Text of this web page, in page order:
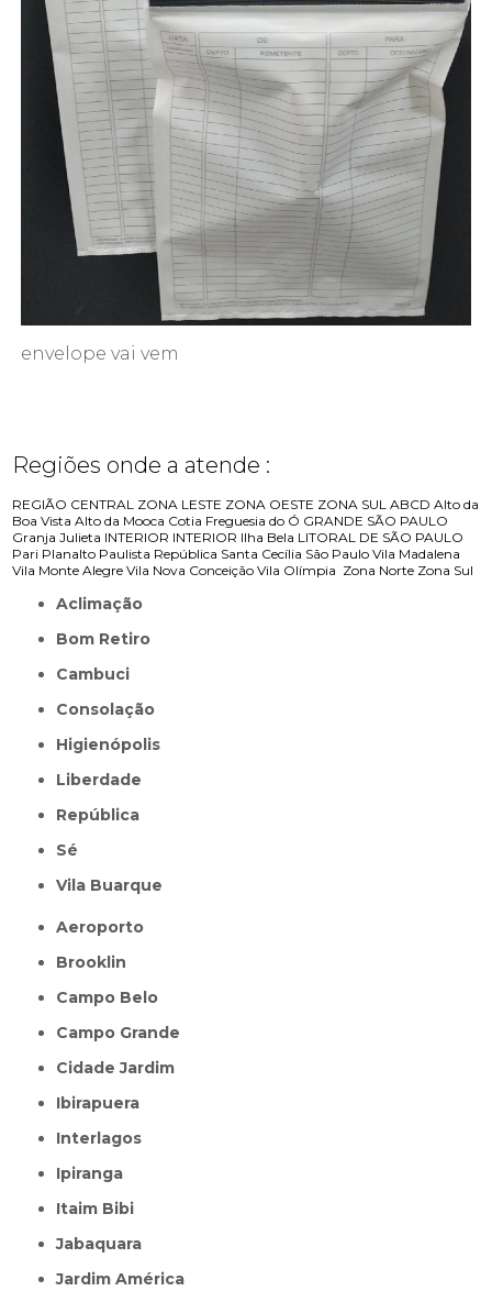
envelope vai vem
Regiões onde a atende :
REGIÃO CENTRAL ZONA LESTE ZONA OESTE ZONA SUL ABCD Alto da
Boa Vista Alto da Mooca Cotia Freguesia do Ó GRANDE SÃO PAULO
Granja Julieta INTERIOR INTERIOR Ilha Bela LITORAL DE SÃO PAULO
Pari Planalto Paulista República Santa Cecília São Paulo Vila Madalena
Vila Monte Alegre Vila Nova Conceição Vila Olímpia Zona Norte Zona Sul
Aclimação
Bom Retiro
Cambuci
Consolação
Higienópolis
Liberdade
República
Sé
Vila Buarque
Aeroporto
Brooklin
Campo Belo
Campo Grande
Cidade Jardim
Ibirapuera
Interlagos
Ipiranga
Itaim Bibi
Jabaquara
Jardim América